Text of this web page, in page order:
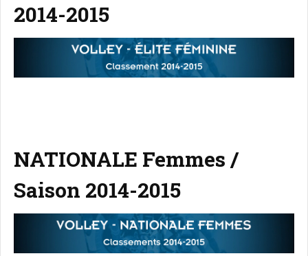
2014-2015
NATIONALE Femmes /
Saison 2014-2015